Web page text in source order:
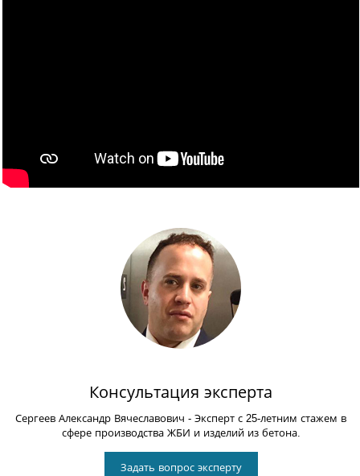
Консультация эксперта
Сергеев Александр Вячеславович - Эксперт с 25-летним стажем в
сфере производства ЖБИ и изделий из бетона.
Задать вопрос эксперту